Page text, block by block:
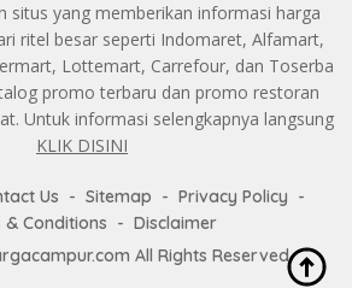
situs yang memberikan informasi harga
ritel besar seperti Indomaret, Alfamart,
Lottemart, Carrefour, dan Toserba
promo terbaru dan promo restoran
Untuk informasi selengkapnya langsung
KLIK DISINI
Us Sitemap
Privacy Policy
& Conditions
Disclaimer
All Rights Reserved.